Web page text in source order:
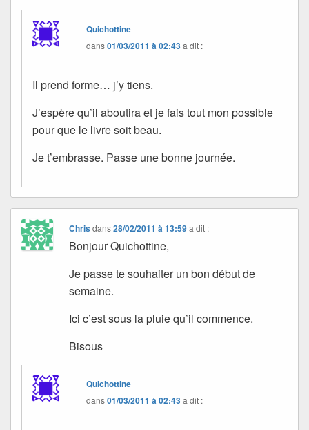
Quichottine
dans01/03/2011 à 02:43a dit :
Il prend forme… j’y tiens.
J’espère qu’il aboutira et je fais tout mon possible
pour que le livre soit beau.
Je t’embrasse. Passe une bonne journée.
Chrisdans28/02/2011 à 13:59 a dit :
Bonjour Quichottine,
Je passe te souhaiter un bon début de
semaine.
Ici c’est sous la pluie qu’il commence.
Bisous
Quichottine
dans01/03/2011 à 02:43a dit :